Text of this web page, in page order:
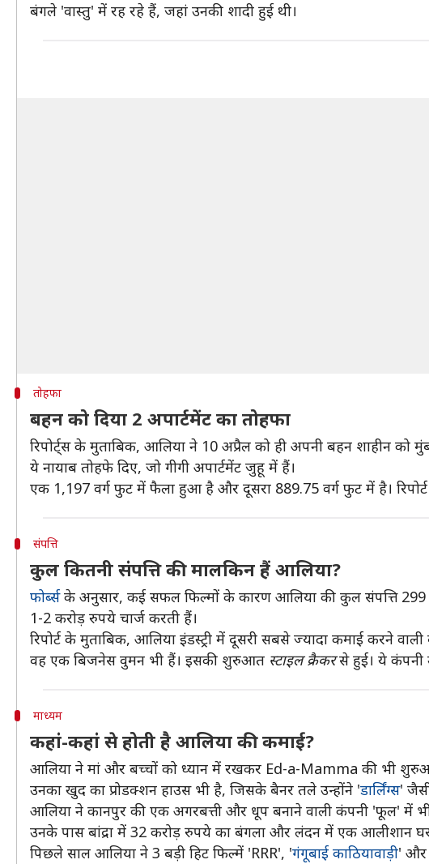
बंगले 'वास्तु' में रह रहे हैं, जहां उनकी शादी हुई थी।
तोहफा
बहन को दिया 2 अपार्टमेंट का तोहफा
रिपोर्ट्स के मुताबिक, आलिया ने 10 अप्रैल को ही अपनी बहन शाहीन
ये नायाब तोहफे दिए, जो गीगी अपार्टमेंट जुहू में हैं।
एक 1,197 वर्ग फुट में फैला हुआ है और दूसरा 889.75 वर्ग फुट में है।
संपत्ति
कुल कितनी संपत्ति की मालकिन हैं आलिया?
फोर्ब्सके अनुसार, कई सफल फिल्मों के कारण आलिया की कुल संपत्ति 299
1-2 करोड़ रुपये चार्ज करती हैं।
रिपोर्ट के मुताबिक, आलिया इंडस्ट्री में दूसरी सबसे ज्यादा कमाई करने वाली
वह एक बिजनेस वुमन भी हैं। इसकी शुरुआत स्टाइल क्रैकरसे हुई। ये कंपनी
माध्यम
कहां-कहां से होती है आलिया की कमाई?
आलिया ने मां और बच्चों को ध्यान में रखकर Ed-a-Mamma की भी
उनका खुद का प्रोडक्शन हाउस भी है, जिसके बैनर तले उन्होंने 'डार्लिंग्स'
आलिया ने कानपुर की एक अगरबत्ती और धूप बनाने वाली कंपनी 'फूल' में
उनके पास बांद्रा में 32 करोड़ रुपये का बंगला और लंदन में एक आलीशान
पिछले साल आलिया ने 3 बड़ी हिट फिल्में 'RRR', 'गंगूबाई काठियावाड़ी' और